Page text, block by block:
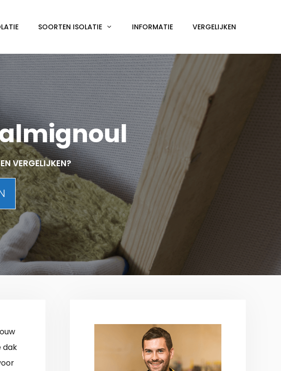
SOORTEN ISOLATIE INFORMATIE VERGELIJKEN
VERGELIJKEN?
dak